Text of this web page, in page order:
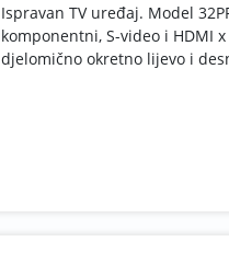
Ispravan TV uređaj. Model
komponentni, S-video i HDMI
djelomično okretno lijevo i